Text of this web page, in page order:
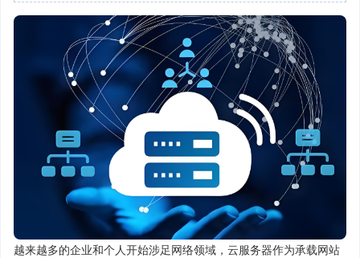
越来越多的企业和个人开始涉足网络领域，云服务器作为承载网站